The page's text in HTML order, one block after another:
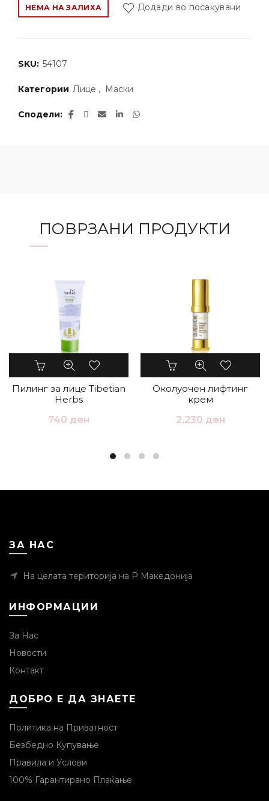
НЕМА НА ЗАЛИХА Додади во посакувани
SKU: 54107
Категории Лице , Маски
Сподели
ПОВРЗАНИ ПРОДУКТИ
Пилинг за лице Tibetian
Herbs
740 ден
Околуочен лифтинг
крем
2.230 ден
ЗА НАС
На целата територија на Р Македонија
ИНФОРМАЦИИ
За Нас
Новости
Контакт
ДОБРО Е ДА ЗНАЕТЕ
Политика на Приватност
Безбедно Купување
Правила и Услови
100% Гарантирано Плаќање